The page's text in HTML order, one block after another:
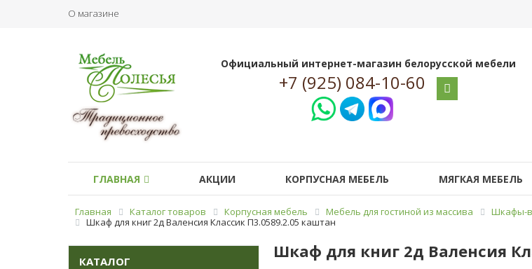
О магазине
Официальный интернет-магазин белорусской мебели
+7 (925) 084-10-60
ГЛАВНАЯ АКЦИИ КОРПУСНАЯ МЕБЕЛЬ МЯГКАЯ МЕБЕЛЬ
Главная Каталог товаров Корпусная мебель Мебель для гостиной из массива
Шкафы-
Шкаф для книг 2д Валенсия Классик П3.0589.2.05 каштан
КАТАЛОГ Шкаф для книг 2д Валенсия